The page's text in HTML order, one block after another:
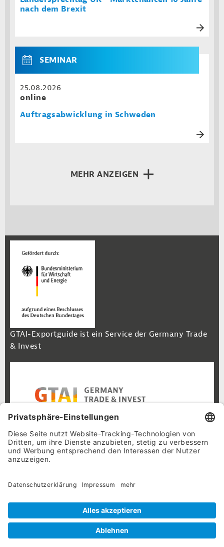
nach dem Brexit
SEMINAR
25.08.2026
online
Auftragsabwicklung in Schweden
MEHR ANZEIGEN
GTAI-Exportguide ist ein Service der Germany Trade
& Invest
Footer Navigation
Inhalt
Cookie-Einstellungen
Datenschutz
© 2026 GTAI-Exportguide